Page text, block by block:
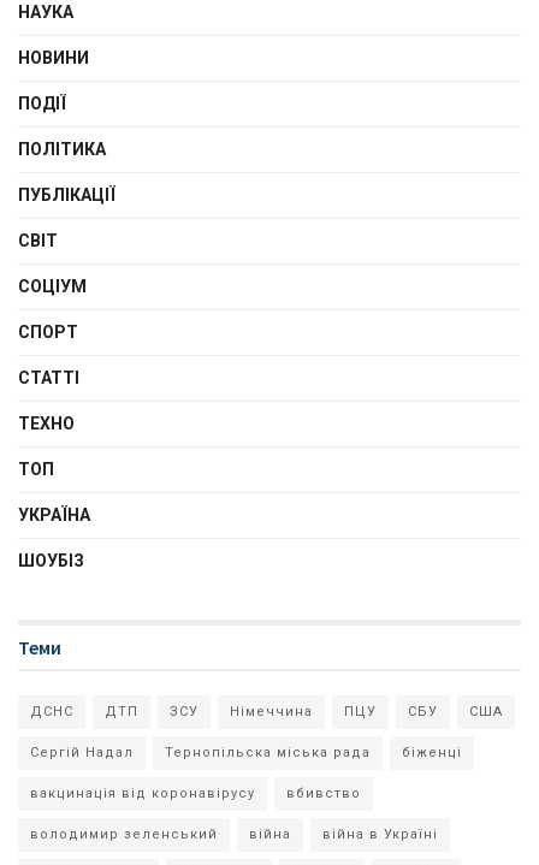
НАУКА
НОВИНИ
ПОДІЇ
ПОЛІТИКА
ПУБЛІКАЦІЇ
СВІТ
СОЦІУМ
СПОРТ
СТАТТІ
ТЕХНО
ТОП
УКРАЇНА
ШОУБІЗ
Теми
ДСНС ДТП ЗСУ Німеччина ПЦУ СБУ США
Сергій Надал Тернопільска міська рада біженці
вакцинація від коронавірусу вбивство
володимир зеленський війна війна в Україні